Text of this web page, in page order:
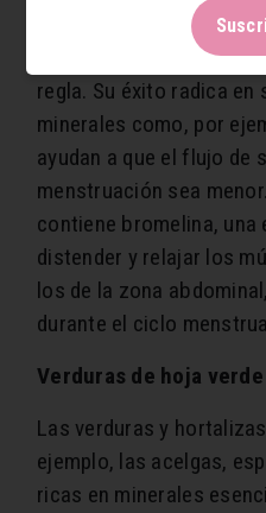
El ananá es una de las
que podemos consumir
regla. Su éxito radica
minerales como, por
ayudan a que el flujo de
menstruación sea
contiene bromelina, una
distender y relajar los
los de la zona
durante el ciclo
Verduras de hoja verde
Las verduras y
ejemplo, las acelgas,
ricas en minerales